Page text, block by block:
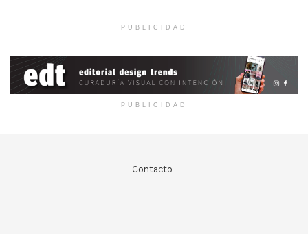
PUBLICIDAD
PUBLICIDAD
Contacto